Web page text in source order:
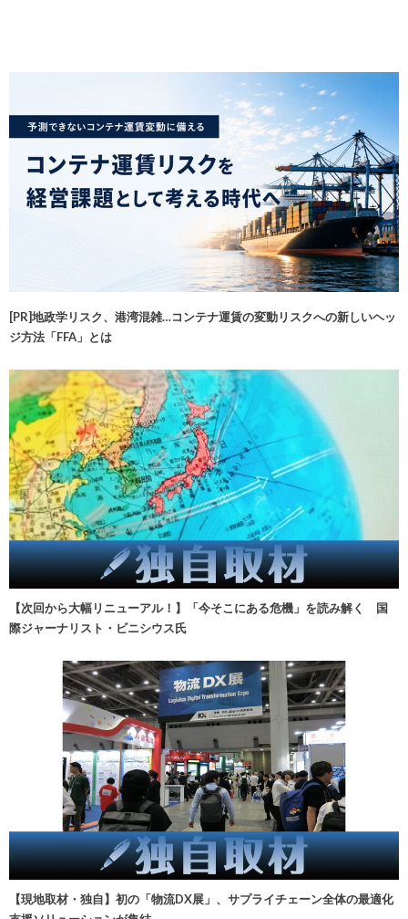
[PR]地政学リスク、港湾混雑…コンテナ運賃の変動リスクへの新しいヘッ
ジ方法「FFA」とは
【次回から大幅リニューアル！】「今そこにある危機」を読み解く 国
際ジャーナリスト・ビニシウス氏
【現地取材・独自】初の「物流DX展」、サプライチェーン全体の最適化